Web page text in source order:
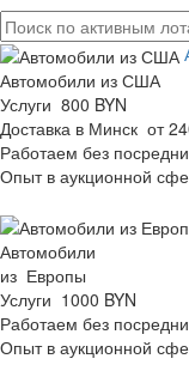
Автомобили из США
Услуги 800 BYN
Доставка в Минск от
Работаем без
Опыт в аукционной
Автомобили
из Европы
Услуги 1000 BYN
Работаем без
Опыт в аукционной